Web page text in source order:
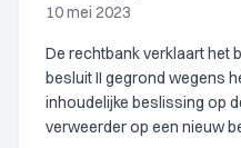
10 mei 2023
De rechtbank verklaart het
besluit II gegrond wegens
inhoudelijke beslissing op
verweerder op een nieuw